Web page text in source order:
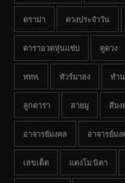
ดราม่า ดวงประจำวัน
ดาราอวดหุ่นแซ่บ ดูดวง
ททท. ทัวร์มาลง ทำ
ลูกดารา สายมู สีมง
อาจารย์มงคล อาจารย์มง
เลขเด็ด แตงโม นิดา